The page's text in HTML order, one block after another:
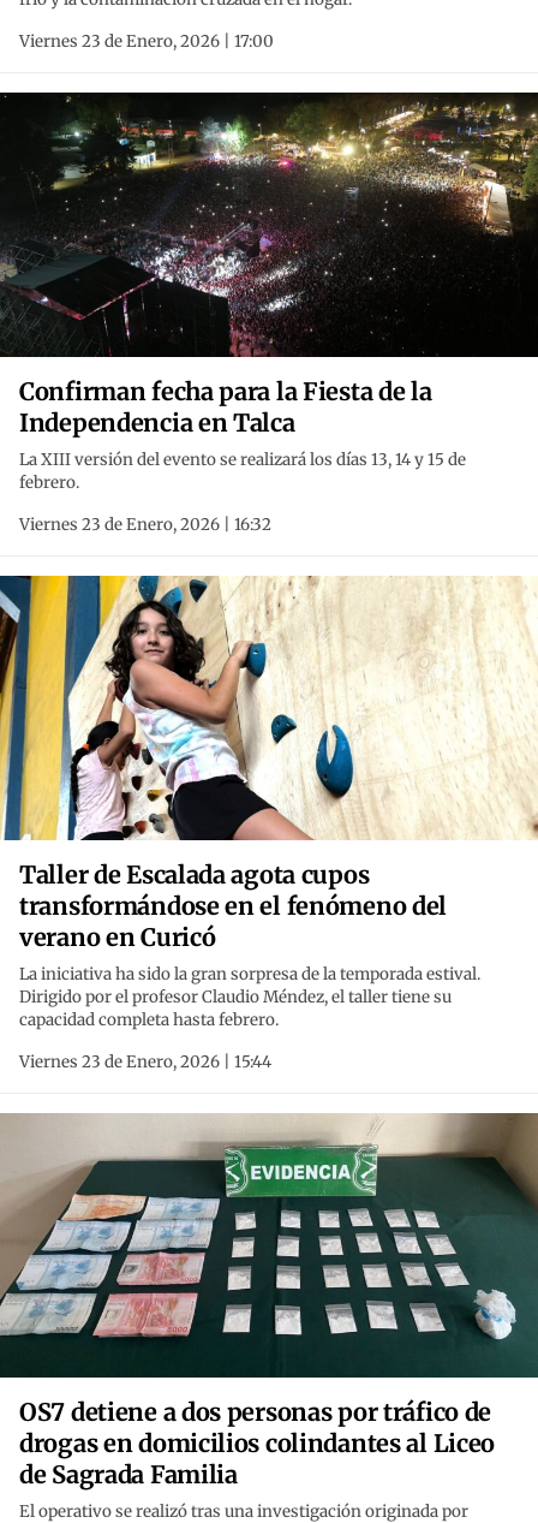
Viernes 23 de Enero, 2026 | 17:00
Confirman fecha para la Fiesta de la
Independencia en Talca
La XIII versión del evento se realizará los días 13, 14 y 15 de
febrero.
Viernes 23 de Enero, 2026 | 16:32
Taller de Escalada agota cupos
transformándose en el fenómeno del
verano en Curicó
La iniciativa ha sido la gran sorpresa de la temporada estival.
Dirigido por el profesor Claudio Méndez, el taller tiene su
capacidad completa hasta febrero.
Viernes 23 de Enero, 2026 | 15:44
OS7 detiene a dos personas por tráfico de
drogas en domicilios colindantes al Liceo
de Sagrada Familia
El operativo se realizó tras una investigación originada por